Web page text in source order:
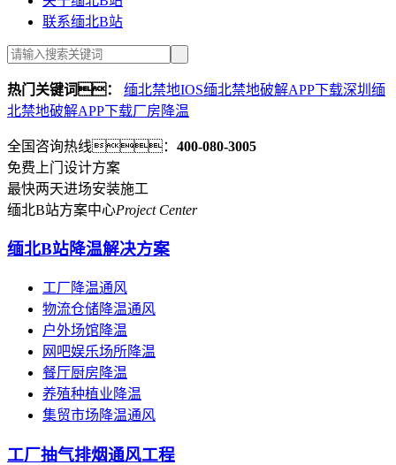
联系缅北B站
热门关键词： 缅北禁地IOS缅北禁地破解APP下载深圳缅
北禁地破解APP下载厂房降温
全国咨询热线： 400-080-3005
免费上门设计方案
最快两天进场安装施工
缅北B站方案中心Project Center
缅北B站降温解决方案
工厂降温通风
物流仓储降温通风
户外场馆降温
网吧娱乐场所降温
餐厅厨房降温
养殖种植业降温
集贸市场降温通风
工厂抽气排烟通风工程